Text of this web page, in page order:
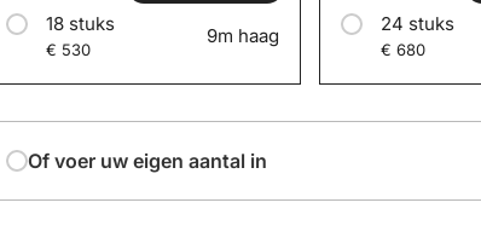
18 stuks
€ 530
9m haag
24 stuks
€ 680
Of voer uw eigen aantal in